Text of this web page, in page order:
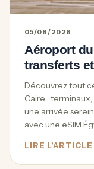
05/08/2026
Aéroport
transferts
Découvrez tout
Caire :
une arrivée
avec une eSIM
LIRE